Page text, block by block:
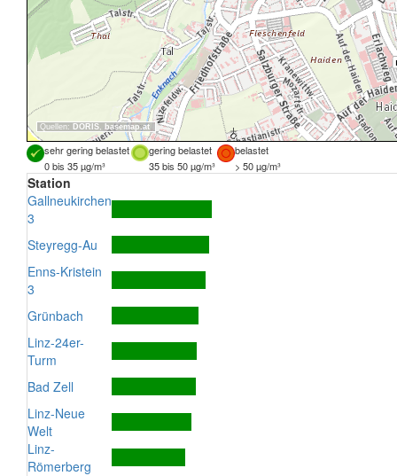
Quellen: DORIS, basemap.at
sehr gering belastet gering belastet
belastet
0 bis 35 µg/m³
35 bis 50 µg/m³ > 50 µg/m³
Station
Gallneukirchen
3
Steyregg-Au
Enns-Kristein
3
Grünbach
Linz-24er-
Turm
Bad Zell
Linz-Neue
Welt
Linz-
Römerberg